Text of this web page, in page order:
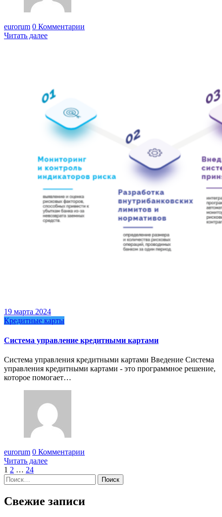
eurorum 0 Комментарии
Читать далее
19 марта 2024
Кредитные карты
Система управление кредитными картами
Система управления кредитными картами Введение Система
управления кредитными картами - это программное решение,
которое помогает…
eurorum 0 Комментарии
Читать далее
Пагинация
записей
1 2 … 24
Найти:
Свежие записи